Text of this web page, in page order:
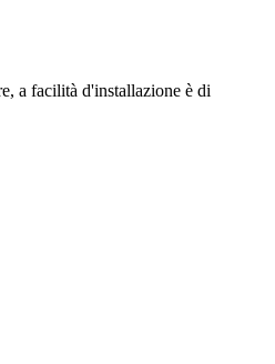
a facilità d'installazione è di